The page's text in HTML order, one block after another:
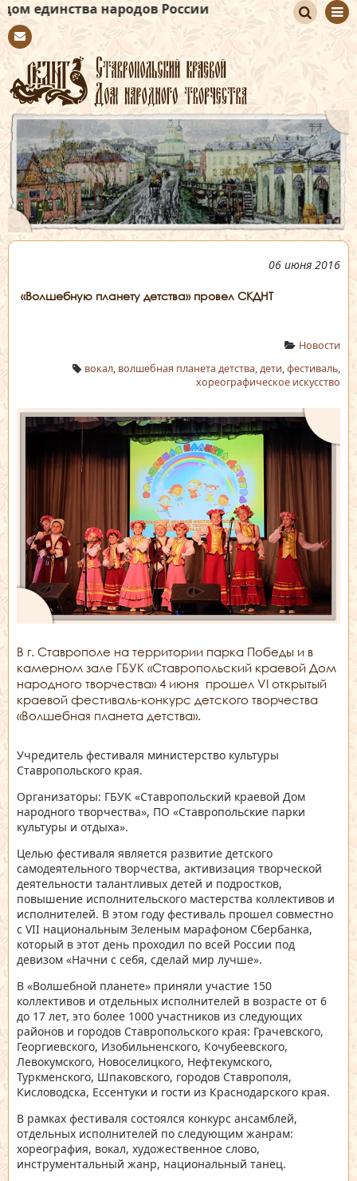
России
tact
иск
06 июня 2016
«Волшебную планету детства» провел СКДНТ
Новости
вокал, волшебная планета детства,дети,фестиваль,
хореографическое искусство
В г. Ставрополе на территории парка Победы и в
камерном зале ГБУК «Ставропольский краевой Дом
народного творчества» 4 июня прошел VI открытый
краевой фестиваль-конкурс детского творчества
«Волшебная планета детства».
Учредитель фестиваля министерство культуры
Ставропольского края.
Организаторы: ГБУК «Ставропольский краевой Дом
народного творчества», ПО «Ставропольские парки
культуры и отдыха».
Целью фестиваля является развитие детского
самодеятельного творчества, активизация творческой
деятельности талантливых детей и подростков,
повышение исполнительского мастерства коллективов и
исполнителей. В этом году фестиваль прошел совместно
с VII национальным Зеленым марафоном Сбербанка,
который в этот день проходил по всей России под
девизом «Начни с себя, сделай мир лучше».
В «Волшебной планете» приняли участие 150
коллективов и отдельных исполнителей в возрасте от 6
до 17 лет, это более 1000 участников из следующих
районов и городов Ставропольского края: Грачевского,
Георгиевского, Изобильненского, Кочубеевского,
Левокумского, Новоселицкого, Нефтекумского,
Туркменского, Шпаковского, городов Ставрополя,
Кисловодска, Ессентуки и гости из Краснодарского края.
В рамках фестиваля состоялся конкурс ансамблей,
отдельных исполнителей по следующим жанрам:
хореография, вокал, художественное слово,
инструментальный жанр, национальный танец.